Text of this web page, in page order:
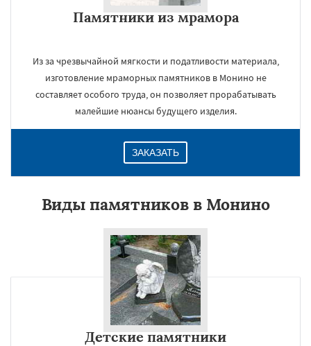
Памятники из мрамора
Из за чрезвычайной мягкости и податливости материала,
изготовление мраморных памятников в Монино не
составляет особого труда, он позволяет прорабатывать
малейшие нюансы будущего изделия.
ЗАКАЗАТЬ
Виды памятников в Монино
Детские памятники